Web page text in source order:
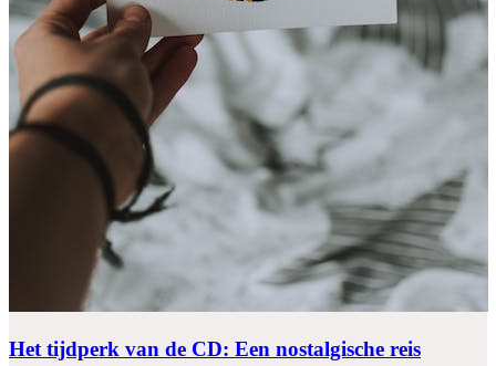
Het tijdperk van de CD: Een nostalgische reis